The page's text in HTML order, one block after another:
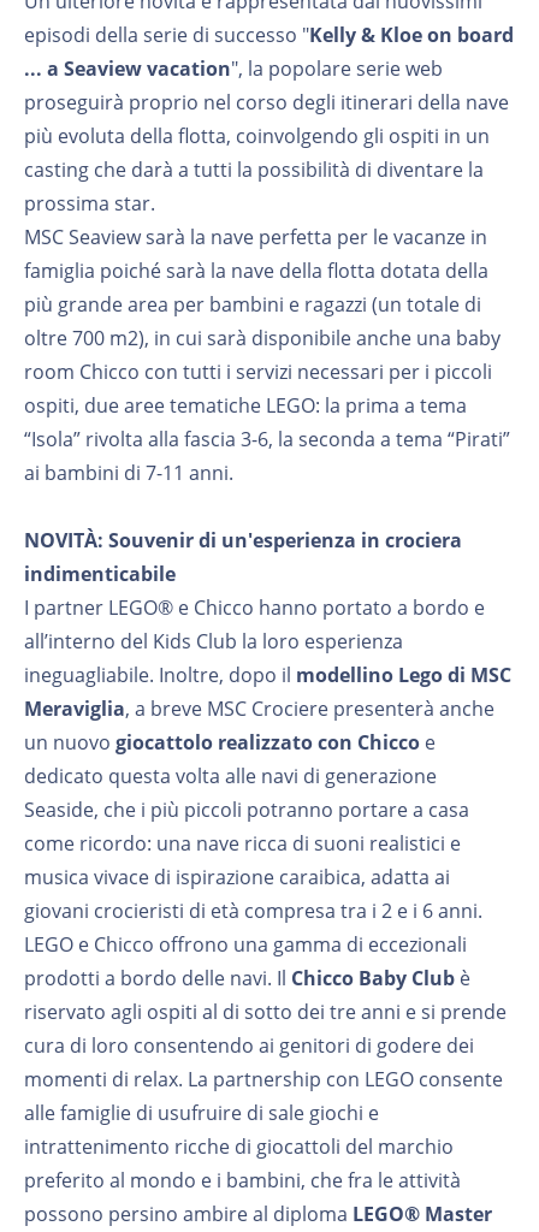
episodi della serie di successo "Kelly & Kloe on board
... a Seaview vacation", la popolare serie web
proseguirà proprio nel corso degli itinerari della nave
più evoluta della flotta, coinvolgendo gli ospiti in un
casting che darà a tutti la possibilità di diventare la
prossima star.
MSC Seaview sarà la nave perfetta per le vacanze in
famiglia poiché sarà la nave della flotta dotata della
più grande area per bambini e ragazzi (un totale di
oltre 700 m2), in cui sarà disponibile anche una baby
room Chicco con tutti i servizi necessari per i piccoli
ospiti, due aree tematiche LEGO: la prima a tema
“Isola” rivolta alla fascia 3-6, la seconda a tema “Pirati”
ai bambini di 7-11 anni.
NOVITÀ: Souvenir di un'esperienza in crociera
indimenticabile
I partner LEGO® e Chicco hanno portato a bordo e
all’interno del Kids Club la loro esperienza
ineguagliabile. Inoltre, dopo il modellino Lego di MSC
Meraviglia, a breve MSC Crociere presenterà anche
un nuovo giocattolo realizzato con Chicco e
dedicato questa volta alle navi di generazione
Seaside, che i più piccoli potranno portare a casa
come ricordo: una nave ricca di suoni realistici e
musica vivace di ispirazione caraibica, adatta ai
giovani crocieristi di età compresa tra i 2 e i 6 anni.
LEGO e Chicco offrono una gamma di eccezionali
prodotti a bordo delle navi. Il Chicco Baby Club è
riservato agli ospiti al di sotto dei tre anni e si prende
cura di loro consentendo ai genitori di godere dei
momenti di relax. La partnership con LEGO consente
alle famiglie di usufruire di sale giochi e
intrattenimento ricche di giocattoli del marchio
preferito al mondo e i bambini, che fra le attività
possono persino ambire al diploma LEGO® Master